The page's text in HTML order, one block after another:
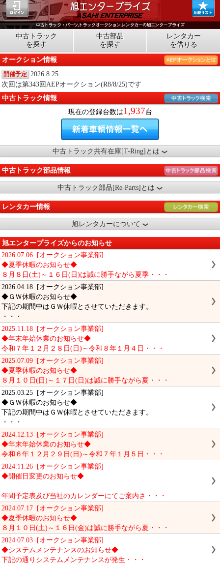
中古トラック
を探す
中古部品
を探す
レンタカー
を借りる
オークション情報
開催予定
2026.8.25
次回は第343回AEPオークション(R8/8/25)です
中古トラック情報
現在の登録台数は1,937台
中古トラック共有在庫[T-Ring]とは
中古トラック部品情報
中古トラック部品[Re-Parts]とは
レンタカー情報
旭レンタカーについて
旭エンタープライズからのお知らせ
2026.07.06 [オークション事業部]
◆夏季休暇のお知らせ◆
８月８日(土)～１６日(日)は誠に勝手ながら夏季・・・
2026.04.18 [オークション事業部]
◆ＧＷ休暇のお知らせ◆
下記の期間中はＧＷ休暇とさせていただきます。
・・・
2025.11.18 [オークション事業部]
◆年末年始休業のお知らせ◆
令和７年１２月２８日(日)～令和８年１月４日・・・
2025.07.09 [オークション事業部]
◆夏季休暇のお知らせ◆
８月１０日(日)～１７日(日)は誠に勝手ながら夏・・・
2025.03.25 [オークション事業部]
◆ＧＷ休暇のお知らせ◆
下記の期間中はＧＷ休暇とさせていただきます。
・・・
2024.12.13 [オークション事業部]
◆年末年始休業のお知らせ◆
令和６年１２月２９日(日)～令和７年１月５日・・・
2024.11.26 [オークション事業部]
◆開催日変更のお知らせ◆
年間予定表及び当社のカレンダーにてご案内さ・・・
2024.07.17 [オークション事業部]
◆夏季休暇のお知らせ◆
８月１０日(土)～１６日(金)は誠に勝手ながら夏・・・
2024.07.03 [オークション事業部]
◆システムメンテナンスのお知らせ◆
下記の通りシステムメンテナンスが発生・・・